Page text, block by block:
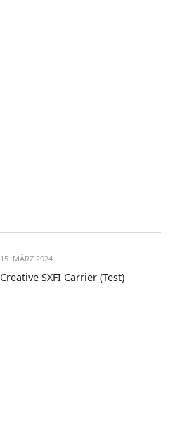
15. MÄRZ 2024
Creative SXFI Carrier (Test)